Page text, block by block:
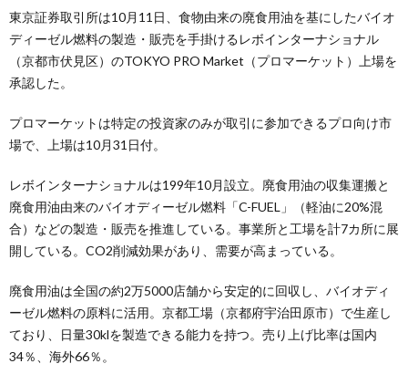
東京証券取引所は10月11日、食物由来の廃食用油を基にしたバイオ
ディーゼル燃料の製造・販売を手掛けるレボインターナショナル
（京都市伏見区）のTOKYO PRO Market（プロマーケット）上場を
承認した。
プロマーケットは特定の投資家のみが取引に参加できるプロ向け市
場で、上場は10月31日付。
レボインターナショナルは199年10月設立。廃食用油の収集運搬と
廃食用油由来のバイオディーゼル燃料「C-FUEL」（軽油に20%混
合）などの製造・販売を推進している。事業所と工場を計7カ所に展
開している。CO2削減効果があり、需要が高まっている。
廃食用油は全国の約2万5000店舗から安定的に回収し、バイオディ
ーゼル燃料の原料に活用。京都工場（京都府宇治田原市）で生産し
ており、日量30klを製造できる能力を持つ。売り上げ比率は国内
34％、海外66％。